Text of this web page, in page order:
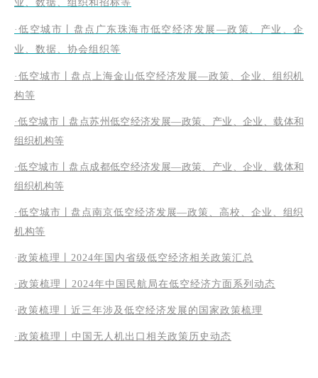
业、数据、组织和招标等
· 低空城市丨盘点广东珠海市低空经济发展—政策、产业、企
业、数据、协会组织等
·低空城市丨盘点上海金山低空经济发展—政策、企业、组织机
构等
·低空城市丨盘点苏州低空经济发展—政策、产业、企业、载体和
组织机构等
·低空城市丨盘点成都低空经济发展—政策、产业、企业、载体和
组织机构等
·低空城市丨盘点南京低空经济发展—政策、高校、企业、组织
机构等
·政策梳理丨2024年国内省级低空经济相关政策汇总
·政策梳理丨2024年中国民航局在低空经济方面系列动态
·政策梳理丨近三年涉及低空经济发展的国家政策梳理
· 政策梳理丨中国无人机出口相关政策历史动态